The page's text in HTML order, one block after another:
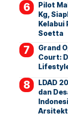
Pilot
Kg,
Kelabui
Soetta
Grand
Court:
LDAD
dan